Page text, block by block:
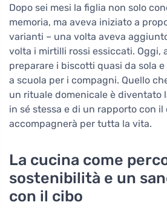
Dopo sei mesi la figlia non solo
memoria, ma aveva iniziato a
varianti – una volta aveva
volta i mirtilli rossi essiccati. Oggi,
preparare i biscotti quasi da sola
a scuola per i compagni. Quello
un rituale domenicale è diventato
in sé stessa e di un rapporto con il
accompagnerà per tutta la vita.
La cucina come
sostenibilità e un
con il cibo